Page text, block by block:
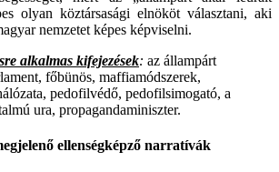
olyan köztársasági elnököt választani, aki
nemzetet képes képviselni.
alkalmas kifejezések: az állampárt
főbünös, maffiamódszerek,
pedofilvédő, pedofilsimogató, a
ura, propagandaminiszter.
ellenségképző narratívák